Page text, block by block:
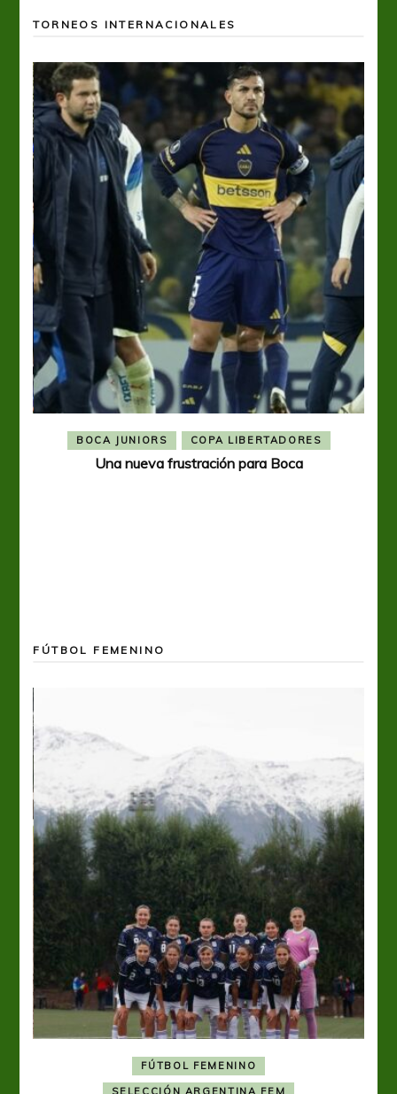
TORNEOS INTERNACIONALES
BOCA JUNIORS COPA LIBERTADORES
Una nueva frustración para Boca
FÚTBOL FEMENINO
FÚTBOL FEMENINO
SELECCIÓN ARGENTINA FEM